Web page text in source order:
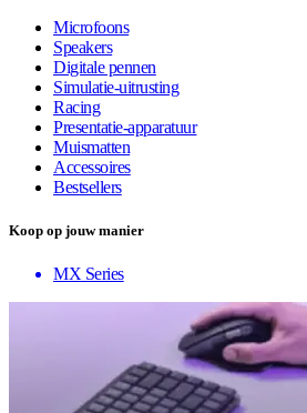
Microfoons
Speakers
Digitale pennen
Simulatie-uitrusting
Racing
Presentatie-apparatuur
Muismatten
Accessoires
Bestsellers
Koop op jouw manier
MX Series